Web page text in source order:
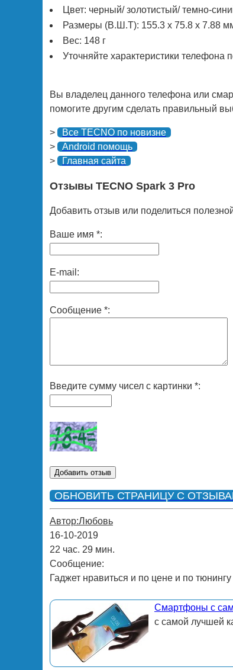
Цвет: черный/ золотистый/ темно-
Размеры (В.Ш.Т): 155.3 х 75.8 х 7.88
Вес: 148 г
Уточняйте характеристики телефона
Вы владелец данного телефона или
помогите другим сделать правильный
>
Все TECNO по новизне
>
Android помощь
>
Главная сайта
Отзывы TECNO Spark 3 Pro
Добавить отзыв или поделиться
Ваше имя *:
E-mail:
Сообщение *:
Введите сумму чисел с картинки *:
ОБНОВИТЬ СТРАНИЦУ С
Автор:Любовь
16-10-2019
22 час. 29 мин.
Сообщение:
Гаджет нравиться и по цене и по тюнингу
Смартфоны с
с самой лучшей